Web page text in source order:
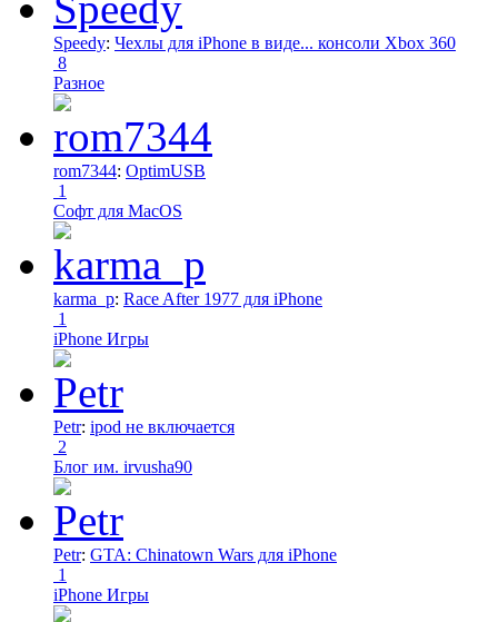
Speedy: Чехлы для iPhone в виде... консоли Xbox 360
8
Разное
rom7344: OptimUSB
1
Софт для MacOS
karma_p: Race After 1977 для iPhone
1
iPhone Игры
Petr: ipod не включается
2
Блог им. irvusha90
Petr: GTA: Chinatown Wars для iPhone
1
iPhone Игры